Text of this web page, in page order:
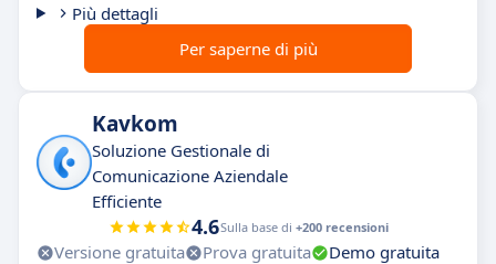
Più dettagli
Per saperne di più
Kavkom
Soluzione Gestionale di
Comunicazione Aziendale
Efficiente
4.6Sulla base di +200 recensioni
Versione gratuita Prova gratuita
Demo gratuita